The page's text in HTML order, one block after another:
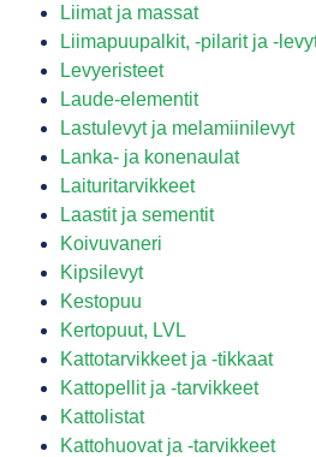
Liimat ja massat
Liimapuupalkit, -pilarit ja -
Levyeristeet
Laude-elementit
Lastulevyt ja melamiinilevyt
Lanka- ja konenaulat
Laituritarvikkeet
Laastit ja sementit
Koivuvaneri
Kipsilevyt
Kestopuu
Kertopuut, LVL
Kattotarvikkeet ja -tikkaat
Kattopellit ja -tarvikkeet
Kattolistat
Kattohuovat ja -tarvikkeet